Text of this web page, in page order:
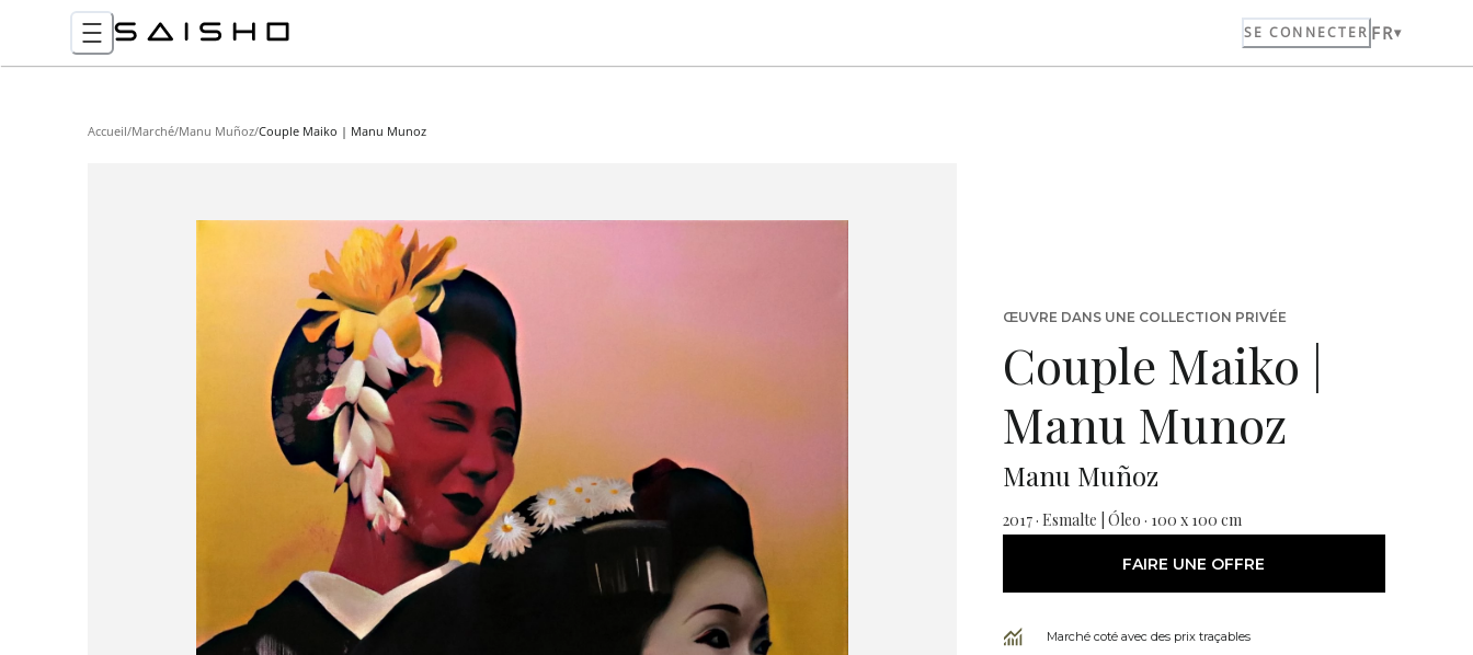
SE CONNECTER FR
Accueil/Marché/Manu Muñoz/Couple Maiko | Manu Munoz
ŒUVRE DANS UNE COLLECTION PRIVÉE
Couple Maiko |
Manu Munoz
Manu Muñoz
2017 · Esmalte | Óleo · 100 x 100 cm
FAIRE UNE OFFRE
Marché coté avec des prix traçables